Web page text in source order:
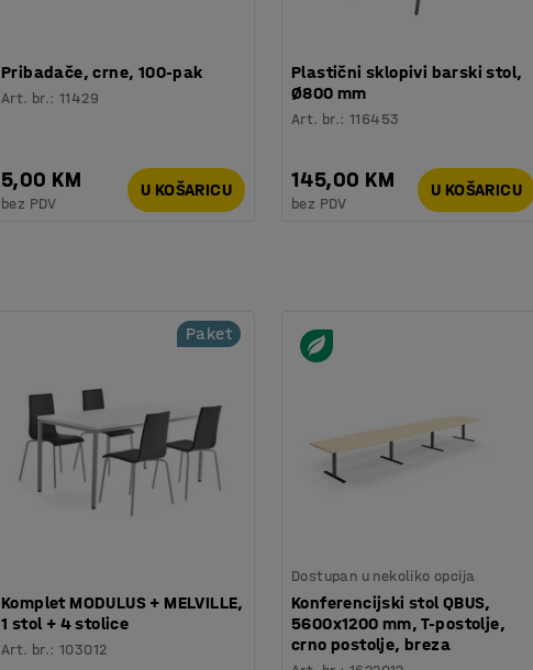
Pribadače, crne, 100-pak
Art. br.:11429
5,00 KM
bez PDV
U KOŠARICU
Plastični sklopivi barski stol,
Ø800 mm
Art. br.:116453
145,00 KM
bez PDV
U KOŠARICU
Paket
Komplet MODULUS + MELVILLE,
1 stol + 4 stolice
Art. br.:103012
Dostupan u nekoliko opcija
Konferencijski stol QBUS,
5600x1200 mm, T-postolje,
crno postolje, breza